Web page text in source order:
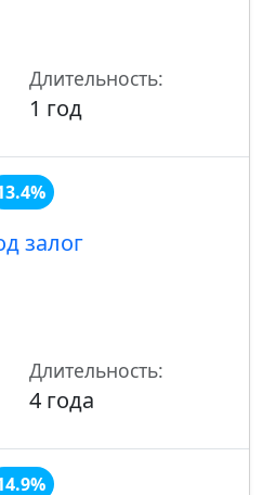
Длительность:
1 год
залог
Длительность:
4 года